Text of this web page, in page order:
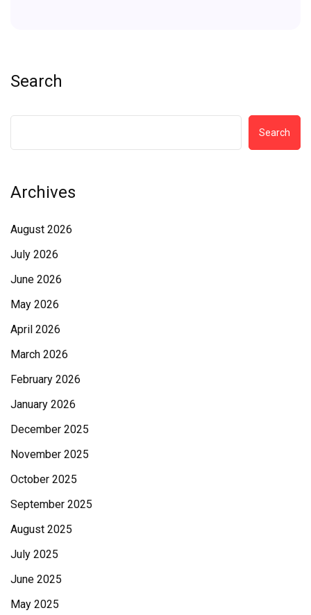
Search
Search
Archives
August 2026
July 2026
June 2026
May 2026
April 2026
March 2026
February 2026
January 2026
December 2025
November 2025
October 2025
September 2025
August 2025
July 2025
June 2025
May 2025